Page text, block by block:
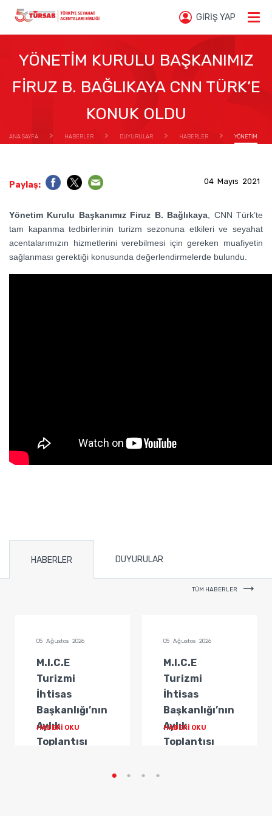
GİRİŞ YAP
YÖNETİM KURULU BAŞKANIMIZ
FİRUZ B. BAĞLIKAYA CNN TÜRK’E
KONUK OLDU
ANA SAYFA HABERLER DUYURULAR HABERLER YÖNETİM
04 Mayıs 2021
Paylaş:
Yönetim Kurulu Başkanımız Firuz B. Bağlıkaya , CNN Türk’te
tam kapanma tedbirlerinin turizm sezonuna etkileri ve seyahat
acentalarımızın hizmetlerini verebilmesi için gereken muafiyetin
sağlanması gerektiği konusunda değerlendirmelerde bulundu.
HABERLER DUYURULAR
TÜM HABERLER
05 Ağustos 2026
M.I.C.E
Turizmi
İhtisas
Başkanlığı’nın
Aylık
Toplantısı
HABERİ OKU
05 Ağustos 2026
M.I.C.E
Turizmi
İhtisas
Başkanlığı’nın
Aylık
Toplantısı
HABERİ OKU